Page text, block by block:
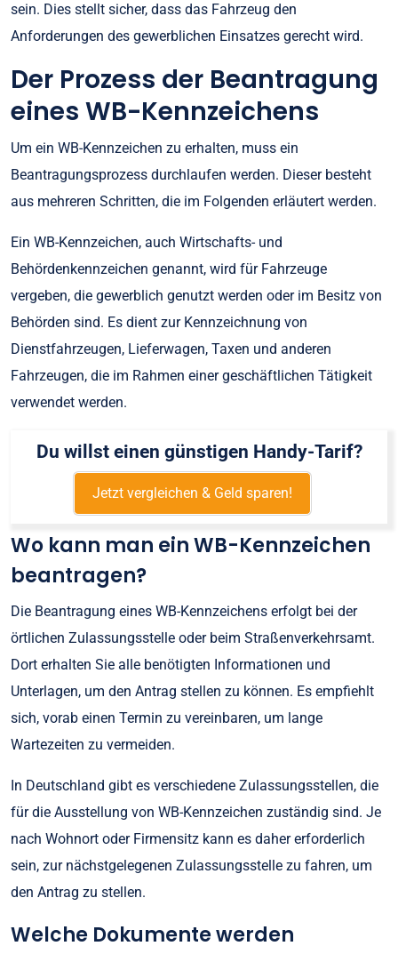
sein. Dies stellt sicher, dass das Fahrzeug den
Anforderungen des gewerblichen Einsatzes gerecht wird.
Der Prozess der Beantragung
eines WB-Kennzeichens
Um ein WB-Kennzeichen zu erhalten, muss ein
Beantragungsprozess durchlaufen werden. Dieser besteht
aus mehreren Schritten, die im Folgenden erläutert werden.
Ein WB-Kennzeichen, auch Wirtschafts- und
Behördenkennzeichen genannt, wird für Fahrzeuge
vergeben, die gewerblich genutzt werden oder im Besitz von
Behörden sind. Es dient zur Kennzeichnung von
Dienstfahrzeugen, Lieferwagen, Taxen und anderen
Fahrzeugen, die im Rahmen einer geschäftlichen Tätigkeit
verwendet werden.
Du willst einen günstigen Handy-Tarif?
Jetzt vergleichen & Geld sparen!
Wo kann man ein WB-Kennzeichen
beantragen?
Die Beantragung eines WB-Kennzeichens erfolgt bei der
örtlichen Zulassungsstelle oder beim Straßenverkehrsamt.
Dort erhalten Sie alle benötigten Informationen und
Unterlagen, um den Antrag stellen zu können. Es empfiehlt
sich, vorab einen Termin zu vereinbaren, um lange
Wartezeiten zu vermeiden.
In Deutschland gibt es verschiedene Zulassungsstellen, die
für die Ausstellung von WB-Kennzeichen zuständig sind. Je
nach Wohnort oder Firmensitz kann es daher erforderlich
sein, zur nächstgelegenen Zulassungsstelle zu fahren, um
den Antrag zu stellen.
Welche Dokumente werden